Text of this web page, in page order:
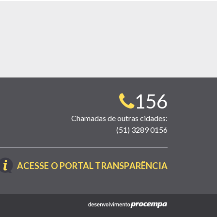
Telefone
para
contato:
156
Chamadas de outras cidades:
(51) 3289 0156
ACESSE O PORTAL TRANSPARÊNCIA(LINK
NOVA